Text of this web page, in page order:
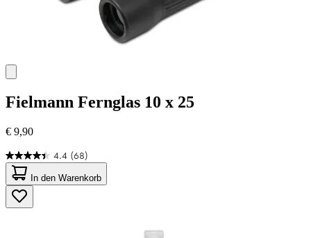
Fielmann Fernglas 10 x 25
€ 9,90
4.4 (68)
4.4
von
5
Sternen.
68
In den Warenkorb